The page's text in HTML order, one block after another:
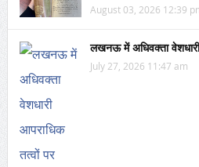
August 03, 2026 12:39
लखनऊ में अधिवक्ता
July 27, 2026 11:47 am